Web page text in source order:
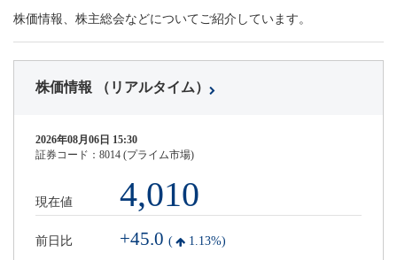
株価情報、株主総会などについてご紹介しています。